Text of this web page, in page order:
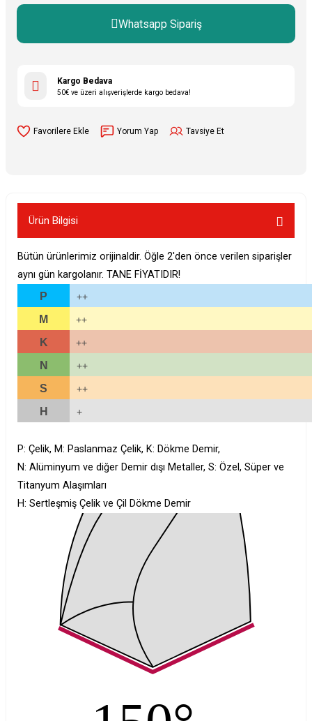
Whatsapp Sipariş
Kargo Bedava
50€ ve üzeri alışverişlerde kargo bedava!
Yorum Yap Tavsiye Et
Ürün Bilgisi
Bütün ürünlerimiz orijinaldir. Öğle 2'den önce verilen siparişler
aynı gün kargolanır. TANE FİYATIDIR!
P
++
M ++
K ++
N ++
S ++
H +
P: Çelik, M: Paslanmaz Çelik, K: Dökme Demir,
N: Alüminyum ve diğer Demir dışı Metaller, S: Özel, Süper ve
Titanyum Alaşımları
H: Sertleşmiş Çelik ve Çil Dökme Demir